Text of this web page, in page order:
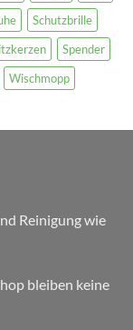
Schutzbrille
Spender
Wischmopp
Reinigung wie
bleiben keine